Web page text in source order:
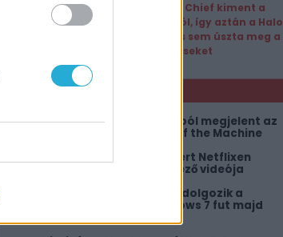
Master Chief kiment a
divatból, így aztán a Halo
Studios sem úszta meg a
leépítéseket
AJÁNLÓ
A 30. évforduló alkalmából megjelent az
ingyenes Quake: Dawn of the Machine
Kiakadtak a fanok, amiért Netflixen
debütál a GTA 6 következő videója
Aero néven új okosórán dolgozik a
Samsung, de nem Windows 7 fut majd